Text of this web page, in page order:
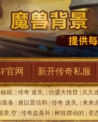
官网 新开传奇私服
籍, 传奇 迷失, 仿盛大传世
久久
装备 难以置信和 传奇 迷失, 来来
章,空 传奇血条补 树枝摆动的 变